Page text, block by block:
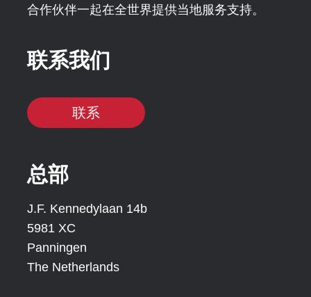
合作伙伴一起在全世界提供当地服务支持。
联系我们
联系
总部
J.F. Kennedylaan 14b
5981 XC
Panningen
The Netherlands